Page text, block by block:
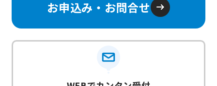
お申込み・お問合せ